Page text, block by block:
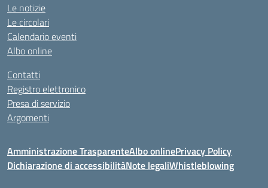
Le notizie
Le circolari
Calendario eventi
Albo online
Contatti
Registro elettronico
Presa di servizio
Argomenti
Amministrazione TrasparenteAlbo onlinePrivacy Policy
Dichiarazione di accessibilitàNote legaliWhistleblowing